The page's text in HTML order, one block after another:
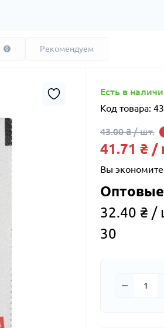
0 Рекомендуем
Есть в
Код товара:
43.00 ₴ / шт.
41.71 ₴ /
Вы
32.40 ₴ /
30